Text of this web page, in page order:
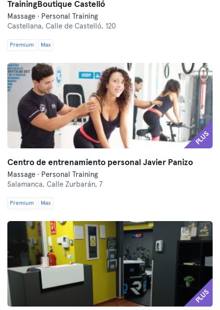
TrainingBoutique Castelló
Massage · Personal Training
Castellana, Calle de Castelló, 120
Premium Max
PLUS
Centro de entrenamiento personal Javier Panizo
Massage · Personal Training
Salamanca, Calle Zurbarán, 7
Premium Max
PLUS